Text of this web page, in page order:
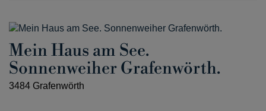
Mein Haus am See.
Sonnenweiher Grafenwörth.
3484 Grafenwörth